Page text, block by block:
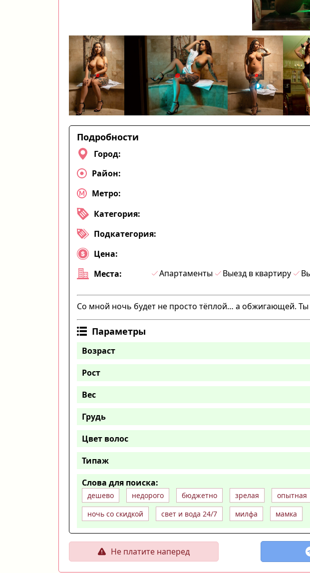
Подробности
Город:
Район:
Метро:
Категория:
Подкатегория:
Цена:
Места:
Апартаменты Выезд в квартиру
Со мной ночь будет не просто тёплой… а обжигающей.
Параметры
Возраст
Рост
Вес
Грудь
Цвет волос
Типаж
Слова для поиска:
дешево недорого бюджетно зрелая опытная
ночь со скидкой
свет и вода 24/7 милфа мамка
Не платите наперед